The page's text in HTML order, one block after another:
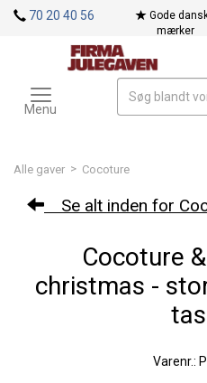
Alle gaver > Cocoture
Se alt inden for
Cocoture
christmas -
Varenr.:
70 20 40 56
Gode
mærker
Toggle
navigation
Menu
Mærker